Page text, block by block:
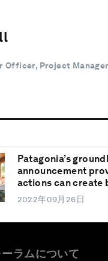
Officer, Project
Patagonia’s
announcement
actions can create
2022年09月26日
ラムについて